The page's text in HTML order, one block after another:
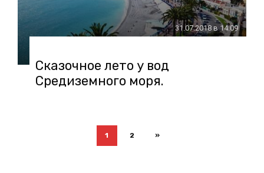
31.07.2018 в 14:09
Сказочное лето у вод
Средиземного моря.
1 2 »